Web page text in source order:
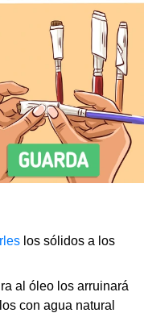
los sólidos a los
al óleo los arruinará
con agua natural